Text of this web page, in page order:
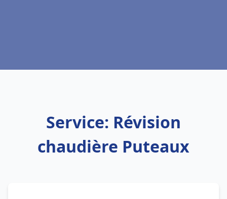
Service: Révision
chaudière Puteaux